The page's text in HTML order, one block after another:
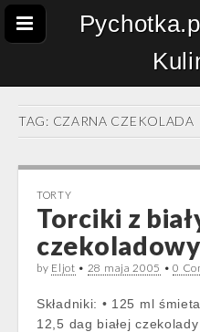
TAG: CZARNA CZEKOLADA
TORTY
Torciki z
by Eljot • 28 maja 2005 •0
Składniki: • 125 ml
12,5 dag białej